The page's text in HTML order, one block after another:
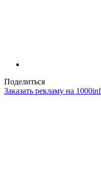
Поделиться
Заказать рекламу на 1000inf